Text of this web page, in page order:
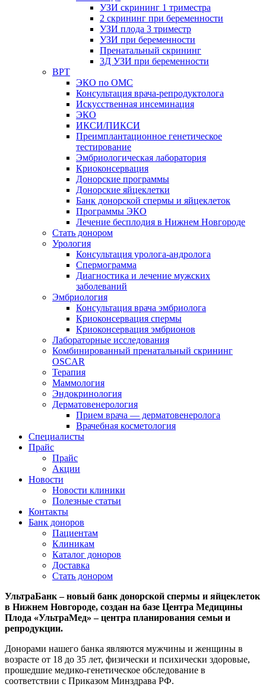
УЗИ скрининг 1 триместра
2 скрининг при беременности
УЗИ плода 3 триместр
УЗИ при беременности
Пренатальный скрининг
3Д УЗИ при беременности
ВРТ
ЭКО по ОМС
Консультация врача-репродуктолога
Искусственная инсеминация
ЭКО
ИКСИ/ПИКСИ
Преимплантационное генетическое
тестирование
Эмбриологическая лаборатория
Криоконсервация
Донорские программы
Донорские яйцеклетки
Банк донорской спермы и яйцеклеток
Программы ЭКО
Лечение бесплодия в Нижнем Новгороде
Стать донором
Урология
Консультация уролога-андролога
Спермограмма
Диагностика и лечение мужских
заболеваний
Эмбриология
Консультация врача эмбриолога
Криоконсервация спермы
Криоконсервация эмбрионов
Лабораторные исследования
Комбинированный пренатальный скрининг
OSCAR
Терапия
Маммология
Эндокринология
Дерматовенерология
Прием врача — дерматовенеролога
Врачебная косметология
Специалисты
Прайс
Прайс
Акции
Новости
Новости клиники
Полезные статьи
Контакты
Банк доноров
Пациентам
Клиникам
Каталог доноров
Доставка
Стать донором
УльтраБанк – новый банк донорской спермы и яйцеклеток
в Нижнем Новгороде, создан на базе Центра Медицины
Плода «УльтраМед» – центра планирования семьи и
репродукции.
Донорами нашего банка являются мужчины и женщины в
возрасте от 18 до 35 лет, физически и психически здоровые,
прошедшие медико-генетическое обследование в
соответствии с Приказом Минздрава РФ.